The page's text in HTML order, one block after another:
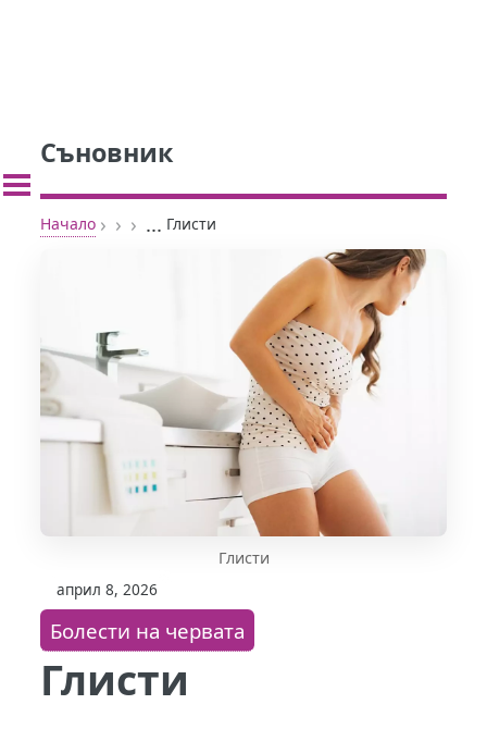
Съновник
Начало › › › ... Глисти
Глисти
април 8, 2026
Болести на червата
Глисти